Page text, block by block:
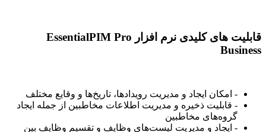
قابلیت های کلیدی نرم افزار EssentialPIM Pro
Business
- امکان ایجاد و مدیریت رویدادها، تاریخ‌ها و وقایع مختلف
- قابلیت ذخیره و مدیریت اطلاعات مخاطبین از جمله ایجاد
گروه‌های مخاطبین
- ایجاد و مدیریت لیست‌های وظایف و تقسیم وظایف بین